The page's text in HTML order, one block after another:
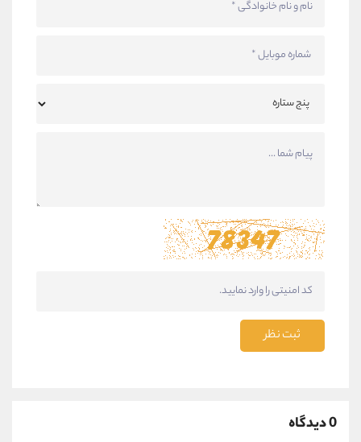
ثبت نظر
0 دیدگاه